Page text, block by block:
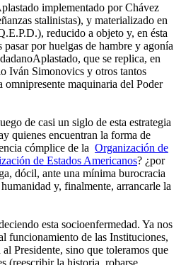
implementado por Chávez
stalinistas), y materializado en
reducido a objeto y, en ésta
por huelgas de hambre y agonía
que se replica, en
Iván Simonovics y otros tantos
maquinaria del Poder
de casi un siglo de esta estrategia
quienes encuentran la forma de
cómplice de la Organización de
de Estados Americanos? ¿por
dócil, ante una mínima burocracia
y, finalmente, arrancarle la
esta socioenfermedad. Ya nos
funcionamiento de las Instituciones,
Presidente, sino que toleramos que
(reescribir la historia, robarse